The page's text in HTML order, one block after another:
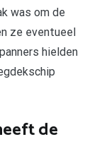
was om de
ze eventueel
hielden
de